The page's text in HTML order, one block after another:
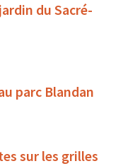
du Sacré-
parc Blandan
sur les grilles